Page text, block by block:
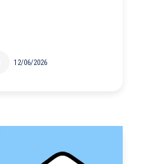
12/06/2026